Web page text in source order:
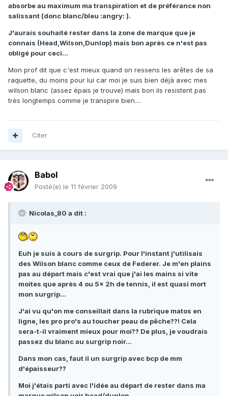
absorbe au maximum ma transpiration et de préférance non
salissant (donc blanc/bleu :angry: ).
J'aurais souhaité rester dans la zone de marque que je
connais (Head,Wilson,Dunlop) mais bon après ce n'est pas
obligé pour ceci...
Mon prof dit que c'est mieux quand on ressens les arêtes de sa
raquette, du moins pour lui car moi je suis bien déjà avec mes
wilson blanc (assez épais je trouve) mais bon ils resistent pas
très longtemps comme je transpire bien....
Citer
Babol
Posté(e) le 11 février 2009
Nicolas_80 a dit :
Euh je suis à cours de surgrip. Pour l'instant j'utilisais
des Wilson blanc comme ceux de Federer. Je m'en plains
pas au départ mais c'est vrai que j'ai les mains si vite
moites que après 4 ou 5x 2h de tennis, il est quasi mort
mon surgrip...
J'ai vu qu'on me conseillait dans la rubrique matos en
ligne, les pro pro's au toucher peau de pêche??! Cela
sera-t-il vraiment mieux pour moi?? De plus, je voudrais
passez du blanc au surgrip noir...
Dans mon cas, faut il un surgrip avec bcp de mm
d'épaisseur??
Moi j'étais parti avec l'idée au départ de rester dans ma